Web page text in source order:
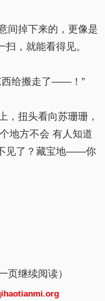
间掉下来的，更像是
，就能看得见。
给搬走了——！”
扭头看向苏珊珊，
地方不会 有人知道
见了？藏宝地——你
继续阅读）